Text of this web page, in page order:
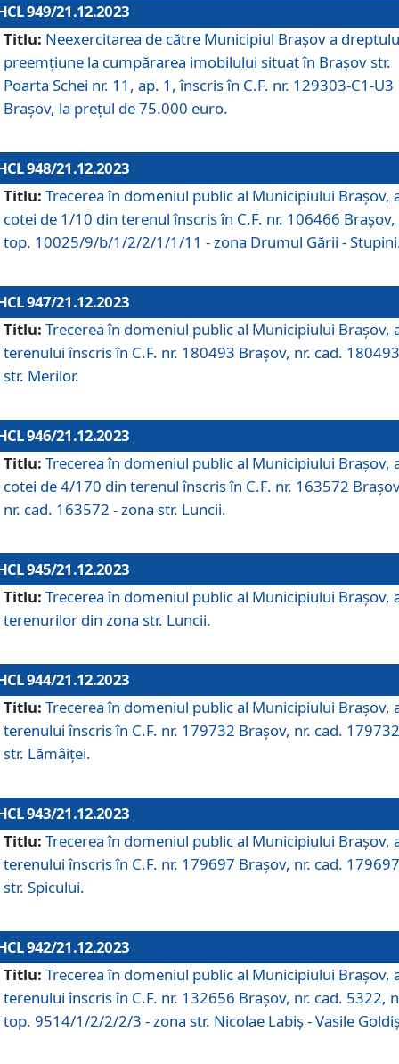
949/21.12.2023
Titlu: Neexercitarea de către Municipiul Brașov a
preemțiune la cumpărarea imobilului situat în Brașov str.
Poarta Schei nr. 11, ap. 1, înscris în C.F. nr. 129303-C1-U3
Brașov, la prețul de 75.000 euro.
948/21.12.2023
Titlu: Trecerea în domeniul public al Municipiului Braşov,
cotei de 1/10 din terenul înscris în C.F. nr. 106466 Brașov,
top. 10025/9/b/1/2/2/1/1/11 - zona Drumul Gării -
947/21.12.2023
Titlu: Trecerea în domeniul public al Municipiului Braşov,
terenului înscris în C.F. nr. 180493 Brașov, nr. cad.
str. Merilor.
946/21.12.2023
Titlu: Trecerea în domeniul public al Municipiului Braşov,
cotei de 4/170 din terenul înscris în C.F. nr. 163572
nr. cad. 163572 - zona str. Luncii.
945/21.12.2023
Titlu: Trecerea în domeniul public al Municipiului Braşov,
terenurilor din zona str. Luncii.
944/21.12.2023
Titlu: Trecerea în domeniul public al Municipiului Braşov,
terenului înscris în C.F. nr. 179732 Brașov, nr. cad.
str. Lămâiței.
943/21.12.2023
Titlu: Trecerea în domeniul public al Municipiului Braşov,
terenului înscris în C.F. nr. 179697 Brașov, nr. cad.
str. Spicului.
942/21.12.2023
Titlu: Trecerea în domeniul public al Municipiului Braşov,
terenului înscris în C.F. nr. 132656 Brașov, nr. cad. 5322,
top. 9514/1/2/2/2/3 - zona str. Nicolae Labiș - Vasile